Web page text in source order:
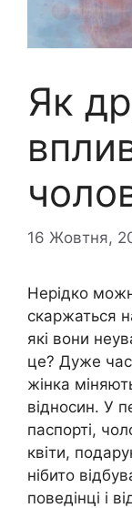
Як
16 Жовтня,
Нерідко
скаржаться
які вони
це? Дуже
жінка
відносин. У
паспорті,
квіти,
нібито
поведінці і